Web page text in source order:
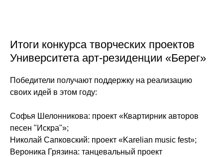
Итоги конкурса творческих проектов
Университета арт-резиденции «Берег»
Победители получают поддержку на реализацию
своих идей в этом году:
Софья Шелонникова: проект «Квартирник авторов
песен "Искра"»;
Николай Сапковский: проект «Karelian music fest»;
Вероника Грязина: танцевальный проект